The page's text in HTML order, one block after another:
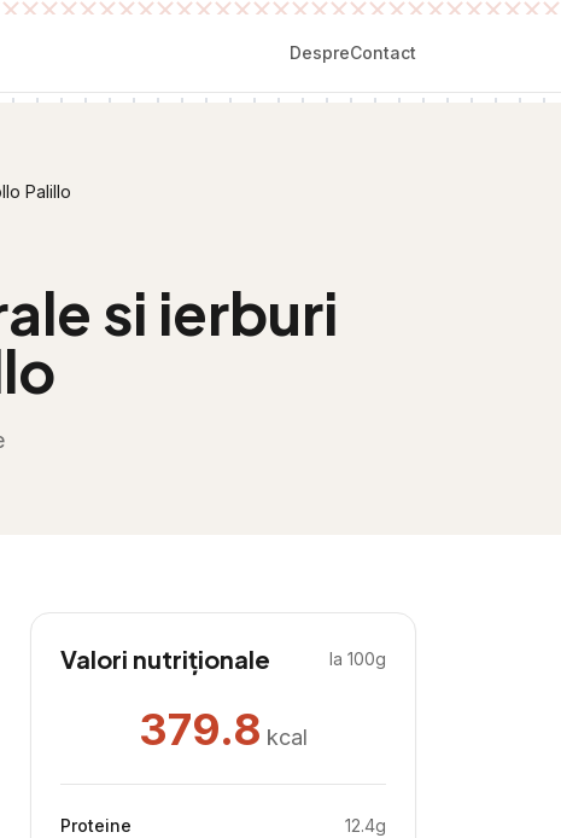
DespreContact
Palillo
si ierburi
Valori nutriționale la 100g
379.8 kcal
Proteine 12.4g